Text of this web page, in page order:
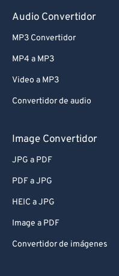
Audio Convertidor
MP3 Convertidor
MP4 a MP3
Video a MP3
Convertidor de audio
Image Convertidor
JPG a PDF
PDF a JPG
HEIC a JPG
Image a PDF
Convertidor de imágenes